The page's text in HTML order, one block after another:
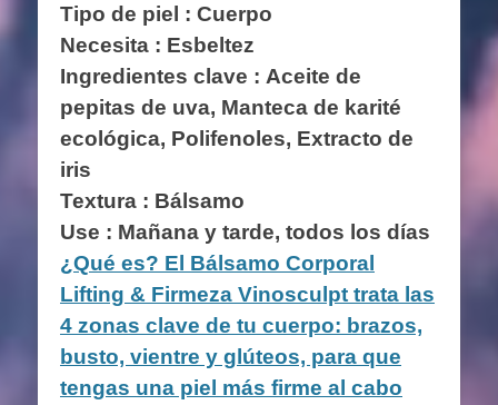
Tipo de piel : Cuerpo
Necesita : Esbeltez
Ingredientes clave : Aceite de
pepitas de uva, Manteca de karité
ecológica, Polifenoles, Extracto de
iris
Textura : Bálsamo
Use : Mañana y tarde, todos los días
¿Qué es? El Bálsamo Corporal
Lifting & Firmeza Vinosculpt trata las
4 zonas clave de tu cuerpo: brazos,
busto, vientre y glúteos, para que
tengas una piel más firme al cabo